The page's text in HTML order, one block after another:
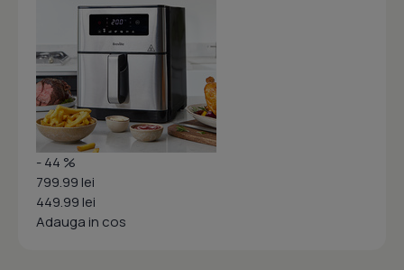
- 44 %
799.99 lei
449.99 lei
Adauga in cos